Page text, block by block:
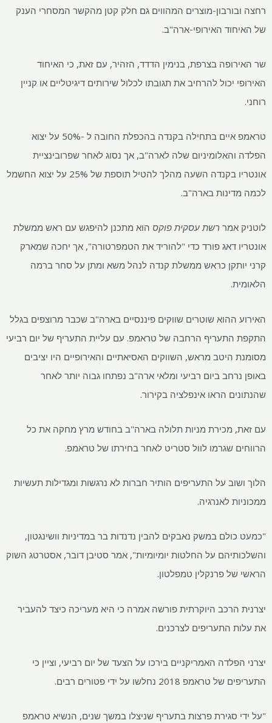
רחצה ובורבון-מוצרים המהווים גם חלק קטן מהקשר המסחרי הענק
של האיחוד האירופי-ארה"ב.
שר האירופה בצרפת, בנימין הדדד, הזהיר, עם זאת, כי האיחוד
האירופי יכול להרחיב את תגובתו לכלול שירותים דיגיטליים או קניין
רוחני.
טראמפ איים בתחילה בקנדה בהכפלת החובה ל -50% על יצוא
הפלדה והאלומיניום שלה לארה"ב, אך נסוג לאחר שפרובינציית
אונטריו בקנדה השעה מהלך להטיל תוספת של 25% על יצוא החשמל
לכמה מדינות בארה"ב.
לוטניק אמר רשת עסקית פוקס הוא מתכנן להיפגש עם ראש ממשלת
אונטריו דאג פורד כדי "להוריד את הטמפרטורה", אך יחכה שמארק
קרני יותקן כראש ממשלת קנדה לנהל משא ומתן על סחר ברמה
הלאומית.
האירוע ההוא שוטרים שווקים פיננסיים בארה"ב שכבר מרוצפים בגלל
התקפת התעריף הרחבה של טראמפ. עם עליית התעריף של יום רביעי
מסומנת היטב מראש, השווקים האסיאתיים והאירופיים היו יציבים
באופן נרחב ביום רביעי ומלאי ארה"ב נפתחו גבוה יותר לאחר
שהנתונים הראו אינפלציה בקירור.
עם זאת, מכירת מניות תלולה בארה"ב בחודש מרץ מחקה את כל
הרווחים שגרמו לוול סטריט לאחר בחירתו של טראמפ.
הלוך ושוב על התעריפים הותיר חברות לא נרגשות ומגדילות תעשיות
ממכוניות לאנרגיה.
"כמעט כולם במשק נאבקים להבין נדנדות בר במדיניות וושינגטון,
והשלכותיהם על החלטות יומיומיות", אמר סטיבן דובר, אסטרטג השוק
הראשי של פרנקלין טמפלטון.
יצרנית הרכב היוקרתית פורשה אמרה כי היא מעריכה כיצד להעביר
את עלות התעריפים לצרכנים.
יצרני הפלדה האמריקניים בירכו על הצעד של יום רביעי, וציין כי
התעריפים של טראמפ 2018 נחלשו על ידי פטורים רבים.
"על ידי סגירת פרצות בתעריף שניצלו במשך שנים, הנשיא טראמפ